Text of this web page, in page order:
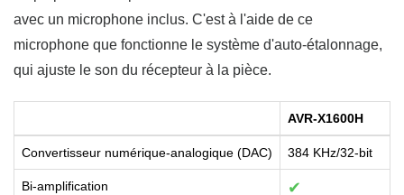
avec un microphone inclus. C'est à l'aide de ce
microphone que fonctionne le système d'auto-étalonnage,
qui ajuste le son du récepteur à la pièce.
AVR-X1600H
Convertisseur numérique-analogique (DAC) 384 KHz/32-bit
Bi-amplification ✔